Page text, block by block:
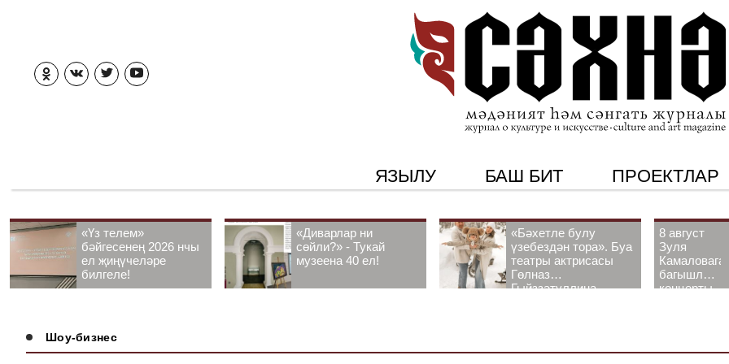
ЯЗЫЛУ БАШ БИТ ПРОЕКТЛАР
«Үз телем»
бәйгесенең 2026 нчы
ел җиңүчеләре
билгеле!
«Диварлар ни
сөйли?» - Тукай
музеена 40 ел!
«Бәхетле булу
үзебездән тора». Буа
театры актрисасы
Гөлназ
Гыйззәтуллина-
8 август
Зуля
Камаловага
багышлау
концерты
Шоу-бизнес